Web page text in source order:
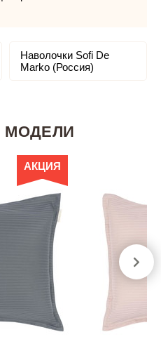
Наволочки Sofi De
Marko (Россия)
МОДЕЛИ
АКЦИЯ